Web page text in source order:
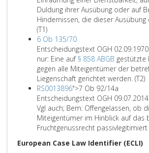
Duldung ihrer Ausübung oder auf
Hindernissen, die dieser Ausübung
(T1)
6 Ob 135/70
Entscheidungstext OGH
nur: Eine auf § 858 ABGB gestützte
gegen alle Miteigentümer der
Liegenschaft gerichtet werden. (T2)
RS0013896">7 Ob 92/14a
Entscheidungstext OGH
Vgl auch; Bem: Offengelassen, ob
Miteigentümer im Hinblick auf das
Fruchtgenussrecht passivlegitimiert
European Case Law Identifier (ECLI)